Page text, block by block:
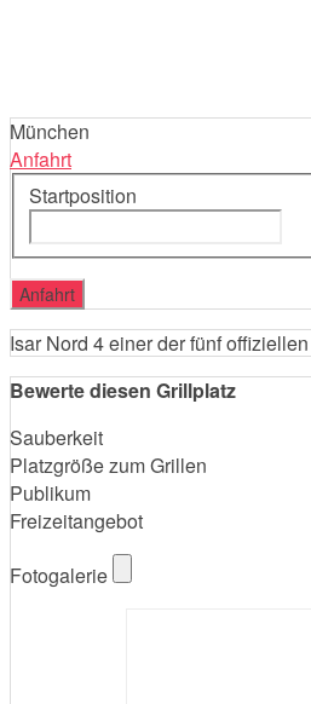
München
Anfahrt
Startposition
Isar Nord 4 einer der fünf
Bewerte diesen Grillplatz
Sauberkeit
Platzgröße zum Grillen
Publikum
Freizeitangebot
Fotogalerie